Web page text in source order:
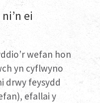
ei
wefan hon
yn cyflwyno
drwy feysydd
efallai y